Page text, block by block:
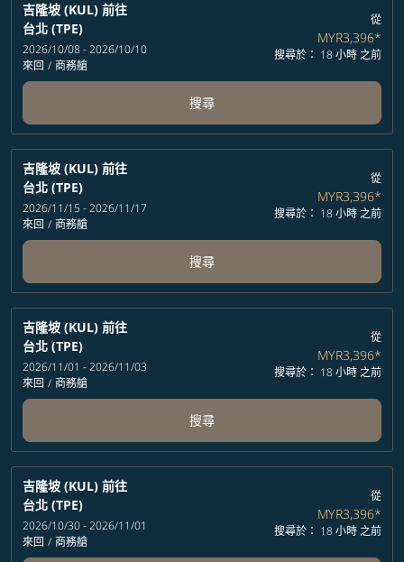
吉隆坡 (KUL) 前往
台北 (TPE)
2026/10/08 - 2026/10/10
來回 / 商務艙
從
MYR3,396*
搜尋於： 18 小時 之前
搜尋
吉隆坡 (KUL) 前往
台北 (TPE)
2026/11/15 - 2026/11/17
來回 / 商務艙
從
MYR3,396*
搜尋於： 18 小時 之前
搜尋
吉隆坡 (KUL) 前往
台北 (TPE)
2026/11/01 - 2026/11/03
來回 / 商務艙
從
MYR3,396*
搜尋於： 18 小時 之前
搜尋
吉隆坡 (KUL) 前往
台北 (TPE)
2026/10/30 - 2026/11/01
來回 / 商務艙
從
MYR3,396*
搜尋於： 18 小時 之前